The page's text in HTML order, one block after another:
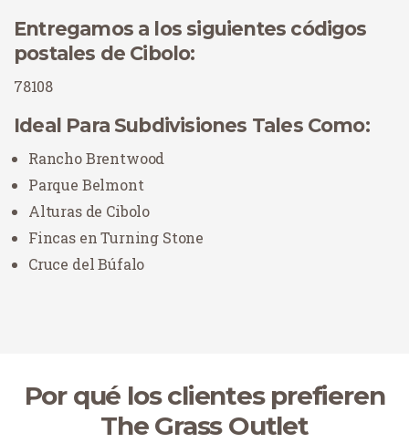
Entregamos a los siguientes códigos
postales de Cibolo:
78108
Ideal Para Subdivisiones Tales Como:
Rancho Brentwood
Parque Belmont
Alturas de Cibolo
Fincas en Turning Stone
Cruce del Búfalo
Por qué los clientes prefieren
The Grass Outlet